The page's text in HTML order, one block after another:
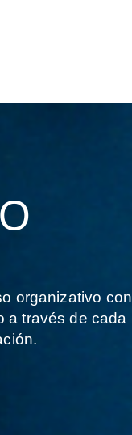
organizativo con
a través de cada